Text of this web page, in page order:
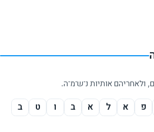
ולאחריהם אותיות נ־ש־מ־ה.
פ א ל א ב ו ט
ב